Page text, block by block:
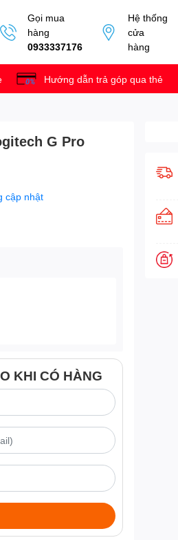
Gọi mua
hàng
0933337176
Hệ thống
cửa
hàng
Hướng dẫn trả góp qua thẻ
G Pro
cập nhật
KHI CÓ HÀNG